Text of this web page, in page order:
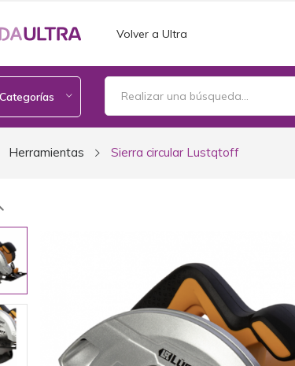
Volver a Ultra
Categorías
Herramientas Sierra circular Lustqtoff